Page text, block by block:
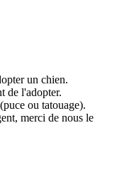
un chien.
de l'adopter.
ou tatouage).
merci de nous le